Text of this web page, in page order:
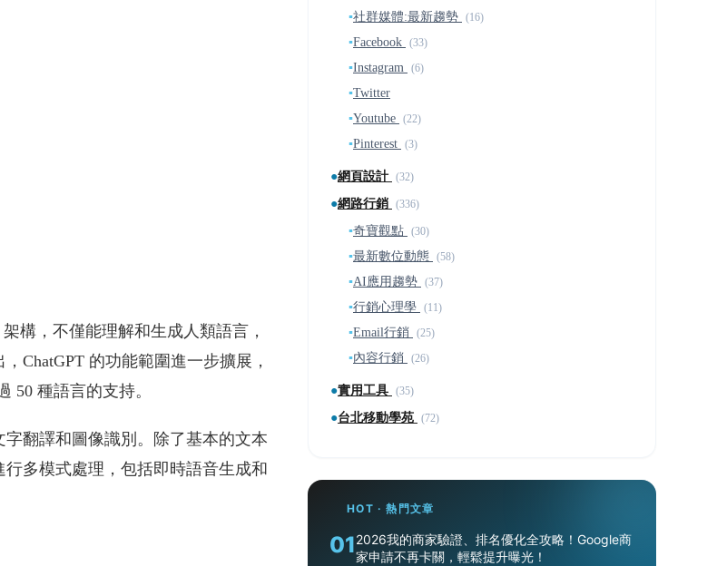
構，不僅能理解和生成人類語言，
ChatGPT 的功能範圍進一步擴展，
50 種語言的支持​。
翻譯和圖像識別。除了基本的文本
多模式處理，包括即時語音生成和
▪社群媒體:最新趨勢 (16)
▪Facebook (33)
▪Instagram (6)
▪Twitter
▪Youtube (22)
▪Pinterest (3)
●網頁設計 (32)
●網路行銷 (336)
▪奇寶觀點 (30)
▪最新數位動態 (58)
▪AI應用趨勢 (37)
▪行銷心理學 (11)
▪Email行銷 (25)
▪內容行銷 (26)
●實用工具 (35)
●台北移動學苑 (72)
HOT · 熱門文章
012026我的商家驗證、排名優化全攻略！Google商
家申請不再卡關，輕鬆提升曝光！